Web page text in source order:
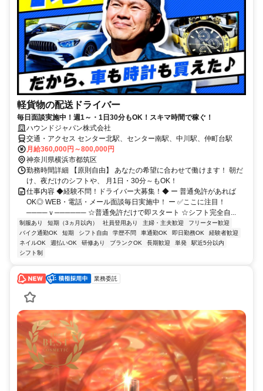
軽貨物の配送ドライバー
毎日面談実施中！週1～・1日30分もOK！スキマ時間で稼ぐ！
ハウンドジャパン株式会社
交通・アクセス センター北駅、センター南駅、中川駅、仲町台駅
月給360,000円～800,000円
神奈川県横浜市都筑区
勤務時間詳細 【原則自由】 あなたの希望に合わせて働けます！ 朝だ
け、夜だけのシフトや、 月1日・30分～もOK！
仕事内容 ◆経験不問！ドライバー大募集！◆ ー 普通免許があれば
OK◎ WEB・電話・メール面談毎日実施中！ ー ✅ここに注目！
────ｖ────── ☆普通免許だけで即スタート ☆シフト完全自...
制服あり 短期（3ヵ月以内） 社員登用あり 主婦・主夫歓迎
フリーター歓迎
バイク通勤OK
短期 シフト自由 学歴不問 車通勤OK 即日勤務OK
経験者歓迎
ネイルOK
週払いOK 研修あり ブランクOK 長期歓迎 単発
駅近5分以内
シフト制
業務委託